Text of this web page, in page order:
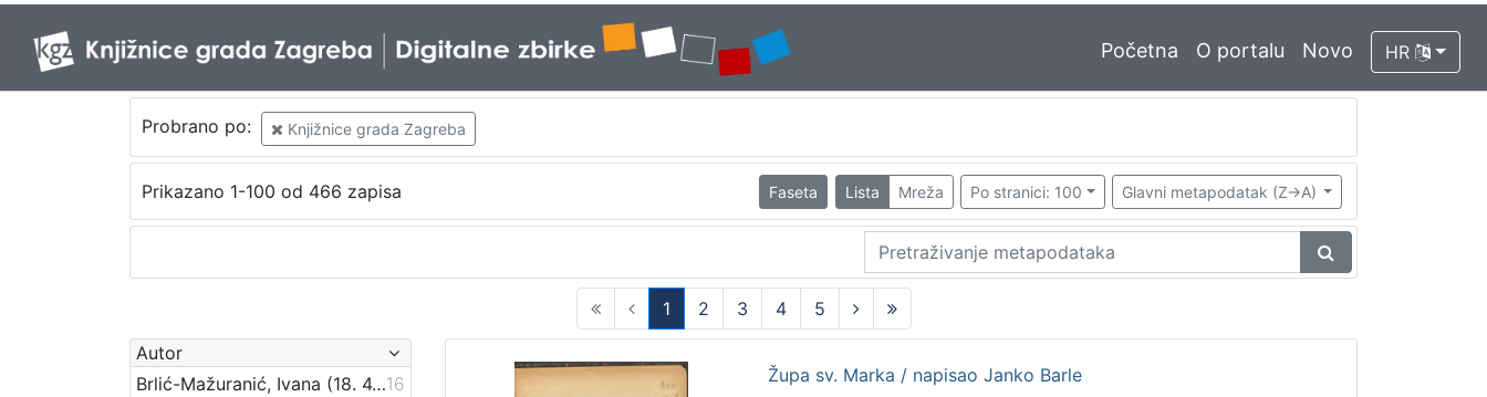
Početna O portalu Novo HR
Probrano po: Knjižnice grada Zagreba
Prikazano 1-100 od 466 zapisa Faseta Lista Mreža Po stranici: 100 Glavni metapodatak (Z->A)
1
(current)
2 3 4
5
Autor
Brlić-Mažuranić, Ivana (18. 4. 1874. – 21. 9. 1938.)16
Župa sv. Marka / napisao Janko Barle